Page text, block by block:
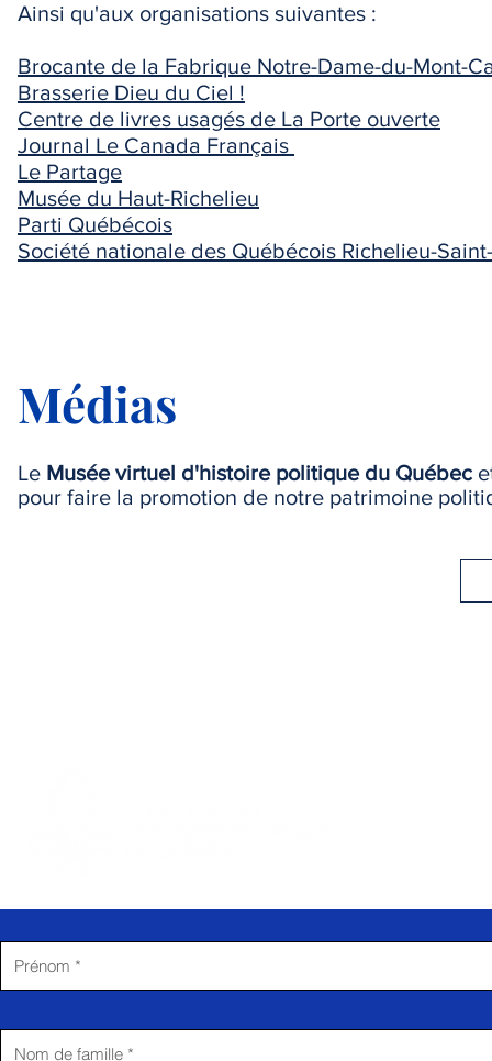
Ainsi qu'aux organisations suivantes :
Brocante de la Fabrique Notre-Dame-du-Mont-
Brasserie Dieu du Ciel !
Centre de livres usagés de La Porte ouverte
Journal Le Canada Français
Le Partage
Musée du Haut-Richelieu
Parti Québécois
Société nationale des Québécois Richelieu-
Médias
Le Musée virtuel d'histoire politique du Québec
pour faire la promotion de notre patrimoine